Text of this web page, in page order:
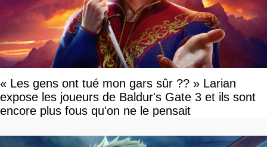
« Les gens ont tué mon gars sûr ?? » Larian
expose les joueurs de Baldur's Gate 3 et ils sont
encore plus fous qu'on ne le pensait